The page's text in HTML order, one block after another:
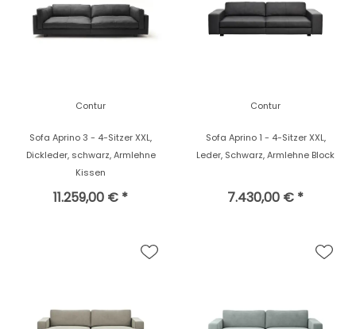
Contur
Sofa Aprino 3 - 4-Sitzer XXL,
Dickleder, schwarz, Armlehne
Kissen
11.259,00 € *
Contur
Sofa Aprino 1 - 4-Sitzer XXL,
Leder, Schwarz, Armlehne Block
7.430,00 € *